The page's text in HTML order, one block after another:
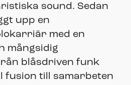
sound. Sedan
upp en
med en
mångsidig
blåsdriven funk
fusion till samarbeten